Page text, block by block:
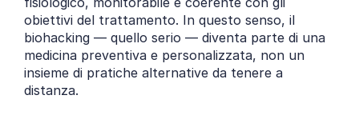
obiettivi del trattamento. In questo senso, il
biohacking — quello serio — diventa parte di una
medicina preventiva e personalizzata, non un
insieme di pratiche alternative da tenere a
distanza.